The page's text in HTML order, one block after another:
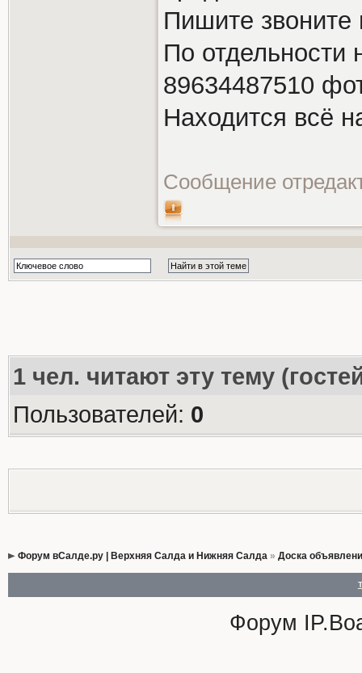
Пишите звоните
По отдельности
89634487510
Находится всё
Сообщение
1чел. читают эту тему
Пользователей: 0
Форум вСалде.ру | Верхняя Салда и Нижняя Салда» Доска
Форум